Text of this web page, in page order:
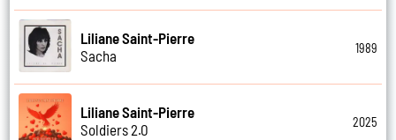
Liliane Saint-Pierre
Sacha
1989
Liliane Saint-Pierre
Soldiers 2.0
2025